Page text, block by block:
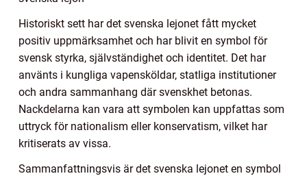
Historiskt sett har det svenska lejonet fått mycket
positiv uppmärksamhet och har blivit en symbol för
svensk styrka, självständighet och identitet. Det har
använts i kungliga vapensköldar, statliga institutioner
och andra sammanhang där svenskhet betonas.
Nackdelarna kan vara att symbolen kan uppfattas som
uttryck för nationalism eller konservatism, vilket har
kritiserats av vissa.
Sammanfattningsvis är det svenska lejonet en symbol